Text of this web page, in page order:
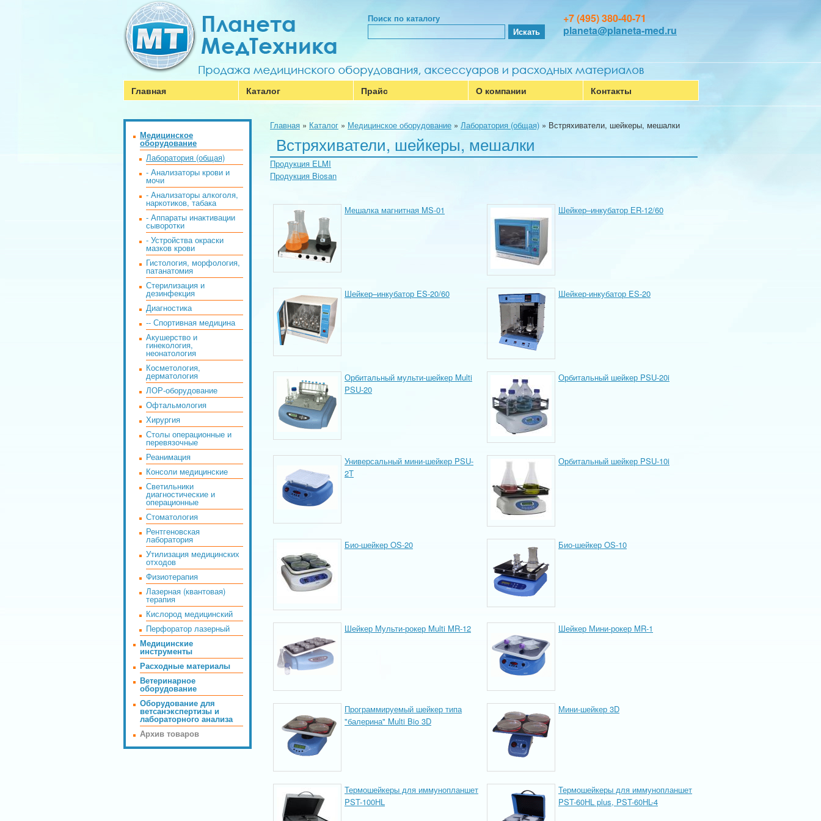
Поиск по каталогу
+7 (495) 380-40-71
planeta@planeta-med.ru
Главная Каталог Прайс О компании Контакты
Главная » Каталог » Медицинское оборудование » Лаборатория (общая) » Встряхиватели, шейкеры, мешалки
Встряхиватели, шейкеры, мешалки
Продукция ELMI
Продукция Biosan
Мешалка магнитная MS-01 Шейкер–инкубатор ЕR-12/60
Шейкер–инкубатор ЕS-20/60 Шейкер-инкубатор ES-20
Орбитальный мульти-шейкер Multi
PSU-20
Орбитальный шейкер PSU-20i
Универсальный мини-шейкер PSU-
2T
Орбитальный шейкер PSU-10i
Био-шейкер OS-20 Био-шейкер OS-10
Шейкер Мульти-рокер Multi MR-12 Шейкер Мини-рокер MR-1
Программируемый шейкер типа
"балерина" Multi Bio 3D
Мини-шейкер 3D
Термошейкеры для иммунопланшет
PST-100HL
Термошейкеры для иммунопланшет
PST-60HL plus, PST-60HL-4
Медицинское
оборудование
Лаборатория (общая)
- Анализаторы крови и
мочи
- Анализаторы алкоголя,
наркотиков, табака
- Аппараты инактивации
сыворотки
- Устройства окраски
мазков крови
Гистология, морфология,
патанатомия
Стерилизация и
дезинфекция
Диагностика
-- Спортивная медицина
Акушерство и
гинекология,
неонатология
Косметология,
дерматология
ЛОР-оборудование
Офтальмология
Хирургия
Столы операционные и
перевязочные
Реанимация
Консоли медицинские
Светильники
диагностические и
операционные
Стоматология
Рентгеновская
лаборатория
Утилизация медицинских
отходов
Физиотерапия
Лазерная (квантовая)
терапия
Кислород медицинский
Перфоратор лазерный
Медицинские
инструменты
Расходные материалы
Ветеринарное
оборудование
Оборудование для
ветсанэкспертизы и
лабораторного анализа
Архив товаров